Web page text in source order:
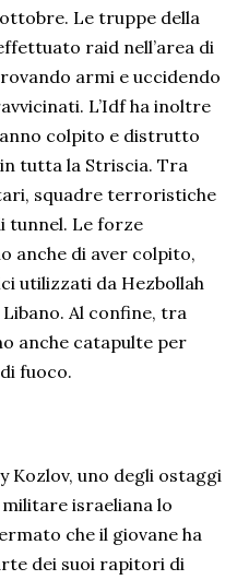
Le truppe della
raid nell’area di
armi e uccidendo
L’Idf ha inoltre
colpito e distrutto
tutta la Striscia. Tra
squadre terroristiche
tunnel. Le forze
anche di aver colpito,
utilizzati da Hezbollah
Libano. Al confine, tra
anche catapulte per
fuoco.
Kozlov, uno degli ostaggi
israeliana lo
che il giovane ha
dei suoi rapitori di